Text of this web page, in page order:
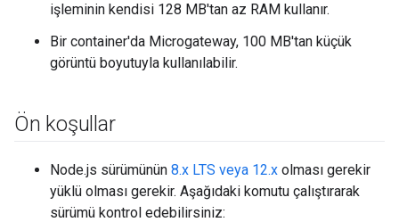
işleminin kendisi 128 MB'tan az RAM kullanır.
Bir container'da Microgateway, 100 MB'tan küçük
görüntü boyutuyla kullanılabilir.
Ön koşullar
Node.js sürümünün 8.x LTS veya 12.x olması gerekir
yüklü olması gerekir. Aşağıdaki komutu çalıştırarak
sürümü kontrol edebilirsiniz: